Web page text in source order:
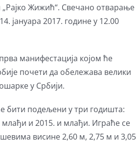
Жижић“. Свечано отварање
јануара 2017. године у 12.00
манифестација којом ће
почети да обележава велики
у Србији.
бити подељени у три годишта:
и 2015. и млађи. Играће се
висине 2,60 м, 2,75 м и 3,05